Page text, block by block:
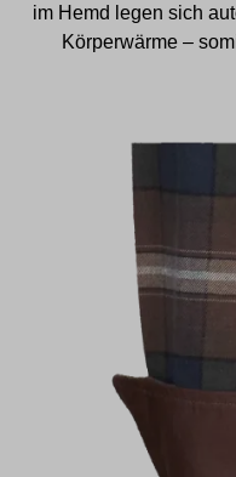
im Hemd legen sich
Körperwärme –